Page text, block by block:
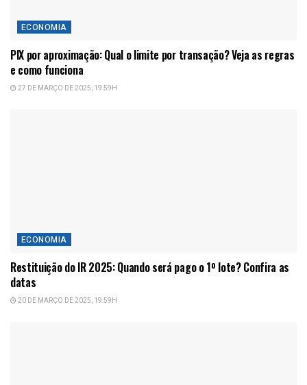
ECONOMIA
PIX por aproximação: Qual o limite por transação? Veja as regras
e como funciona
27 DE MARÇO DE 2025, 19:59H
ECONOMIA
Restituição do IR 2025: Quando será pago o 1º lote? Confira as
datas
20 DE MARÇO DE 2025, 19:59H